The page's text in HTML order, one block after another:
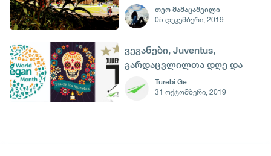
თეო მამაცაშვილი
05 დეკემბერი, 2019
ვეგანები, Juventus,
გარდაცვლილთა დღე და
ჯაზი - 1 ნოემბერი
Turebi Ge
31 ოქტომბერი, 2019